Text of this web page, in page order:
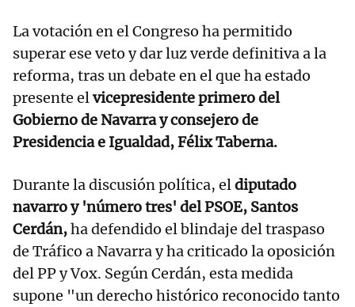
La votación en el Congreso ha permitido
superar ese veto y dar luz verde definitiva a la
reforma, tras un debate en el que ha estado
presente elvicepresidente primero del
Gobierno de Navarra y consejero de
Presidencia e Igualdad, Félix Taberna.
Durante la discusión política, eldiputado
navarro y 'número tres' del PSOE, Santos
Cerdán,ha defendido el blindaje del traspaso
de Tráfico a Navarra y ha criticado la oposición
del PP y Vox. Según Cerdán, esta medida
supone "un derecho histórico reconocido tanto